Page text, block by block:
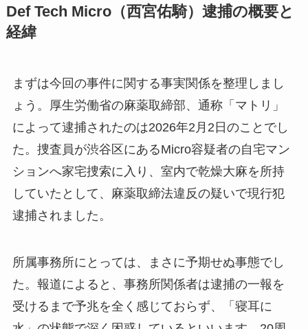
Def Tech Micro（西宮佑騎）逮捕の概要と
経緯
まずは今回の事件に関する事実関係を整理しまし
ょう。厚生労働省の麻薬取締部、通称「マトリ」
によって逮捕されたのは2026年2月2日のことでし
た。捜査員が渋谷区にあるMicro容疑者の自宅マン
ションへ家宅捜索に入り、室内で乾燥大麻を所持
していたとして、麻薬取締法違反の疑いで現行犯
逮捕されました。
所属事務所にとっては、まさに予期せぬ事態でし
た。報道によると、事務所関係者は逮捕の一報を
受けるまで予兆を全く感じておらず、「寝耳に